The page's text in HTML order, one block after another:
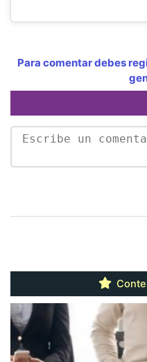
Para comentar debes